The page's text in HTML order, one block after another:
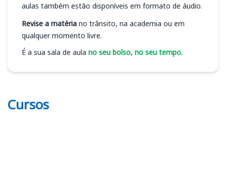
aulas também estão disponíveis em formato de áudio.
Revise a matéria no trânsito, na academia ou em
qualquer momento livre.
É a sua sala de aula no seu bolso, no seu tempo.
Cursos